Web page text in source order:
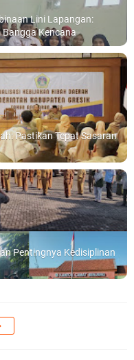
Lini Lapangan:
Bangga Kencana
Pastikan Tepat Sasaran
Pentingnya Kedisiplinan